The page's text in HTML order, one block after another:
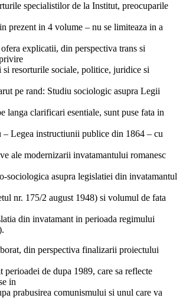
specialistilor de la Institut, preocuparile
prezent in 4 volume – nu se limiteaza in a
explicatii, din perspectiva trans si
resorturile sociale, politice, juridice si
pe rand: Studiu sociologic asupra Legii
langa clarificari esentiale, sunt puse fata in
– Legea instructiunii publice din 1864 – cu
ale modernizarii invatamantului romanesc
sociologica asupra legislatiei din invatamantul
nr. 175/2 august 1948) si volumul de fata
din invatamant in perioada regimului
din perspectiva finalizarii proiectului
perioadei de dupa 1989, care sa reflecte
in
prabusirea comunismului si unul care va